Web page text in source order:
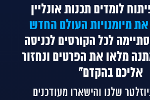
לומדים תכנות אונליין
מיומנויות העולם החדש
לכל הקורסיםלכניסה
מלאו את הפרטים ונחזור
אליכם בהקדם"
שלנו והישארו מעודכנים